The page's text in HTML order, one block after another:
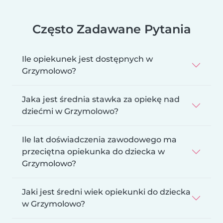
Często Zadawane Pytania
Ile opiekunek jest dostępnych w
Grzymolowo?
Jaka jest średnia stawka za opiekę nad
dziećmi w Grzymolowo?
Ile lat doświadczenia zawodowego ma
przeciętna opiekunka do dziecka w
Grzymolowo?
Jaki jest średni wiek opiekunki do dziecka
w Grzymolowo?